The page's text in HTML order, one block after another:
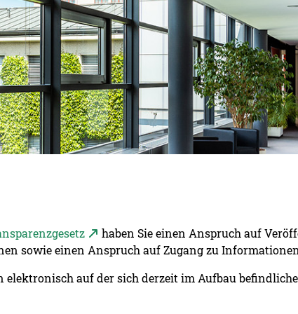
haben Sie einen Anspruch auf
sowie einen Anspruch auf Zugang zu
auf der sich derzeit im Aufbau